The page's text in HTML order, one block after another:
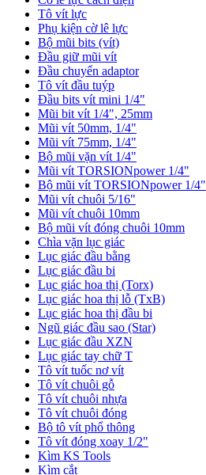
Tô vít lực
Phụ kiện cờ lê lực
Bộ mũi bits (vít)
Đầu giữ mũi vít
Đầu chuyển adaptor
Tô vít đầu tuýp
Đầu bits vít mini 1/4"
Mũi bit vít 1/4", 25mm
Mũi vít 50mm, 1/4"
Mũi vít 75mm, 1/4"
Bộ mũi vặn vít 1/4"
Mũi vít TORSIONpower 1/4"
Bộ mũi vít TORSIONpower 1/4"
Mũi vít chuôi 5/16"
Mũi vít chuôi 10mm
Bộ mũi vít đóng chuôi 10mm
Chìa vặn lục giác
Lục giác đầu bằng
Lục giác đầu bi
Lục giác hoa thị (Torx)
Lục giác hoa thị lỗ (TxB)
Lục giác hoa thị đầu bi
Ngũ giác đầu sao (Star)
Lục giác đầu XZN
Lục giác tay chữ T
Tô vít tuốc nơ vít
Tô vít chuôi gỗ
Tô vít chuôi nhựa
Tô vít chuôi đóng
Bộ tô vít phổ thông
Tô vít đóng xoay 1/2"
Kìm KS Tools
Kìm cắt